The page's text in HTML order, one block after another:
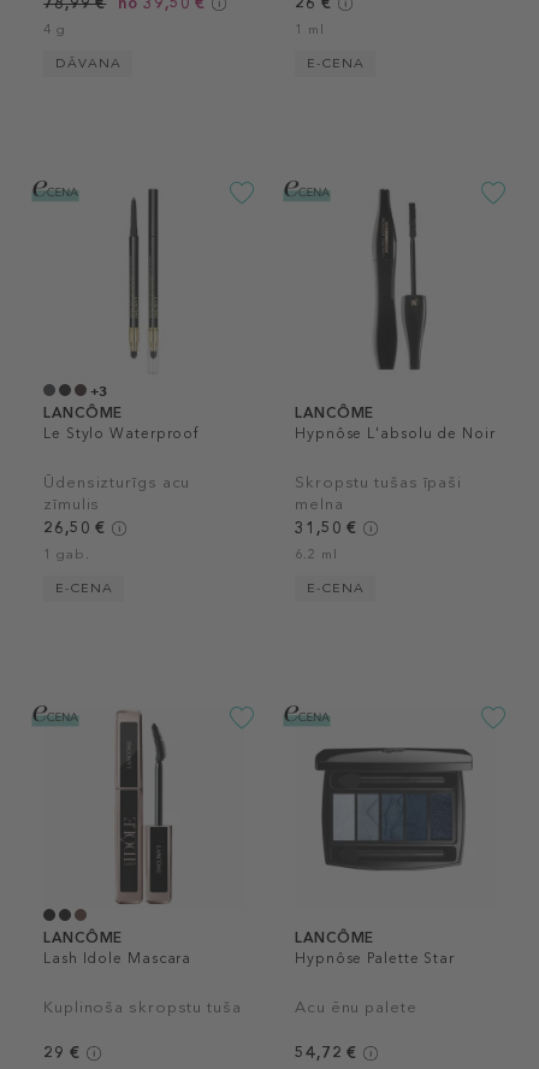
4 g
DĀVANA
1 ml
E-CENA
+3
LANCÔME
Le Stylo Waterproof
Ūdensizturīgs acu
zīmulis
26,50 €
1 gab.
E-CENA
LANCÔME
Hypnôse L'absolu de Noir
Skropstu tušas īpaši
melna
31,50 €
6.2 ml
E-CENA
LANCÔME
Lash Idole Mascara
Kuplinoša skropstu tuša
29 €
LANCÔME
Hypnôse Palette Star
Acu ēnu palete
54,72 €